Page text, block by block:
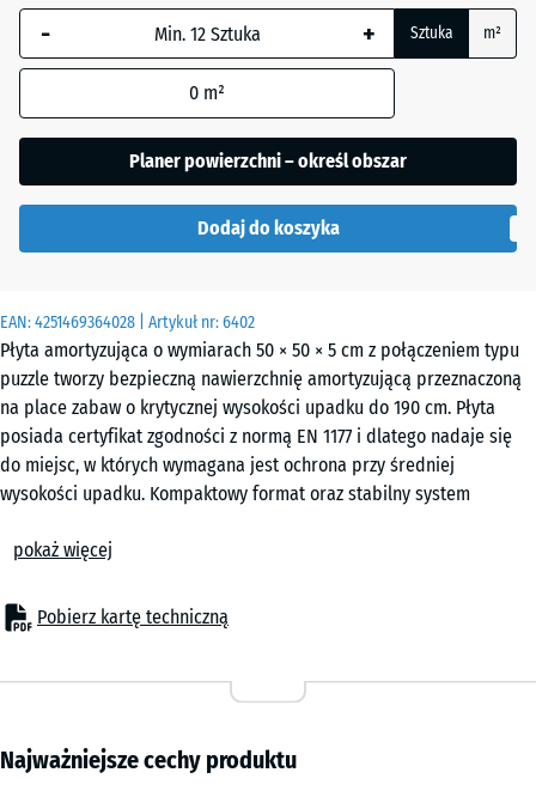
EAN:4251469364028 | Artykuł nr:6402
Płyta amortyzująca o wymiarach 50 × 50 × 5 cm z połączeniem typu
puzzle tworzy bezpieczną nawierzchnię amortyzującą przeznaczoną
na place zabaw o krytycznej wysokości upadku do 190 cm. Płyta
posiada certyfikat zgodności z normą EN 1177 i dlatego nadaje się
do miejsc, w których wymagana jest ochrona przy średniej
wysokości upadku. Kompaktowy format oraz stabilny system
wymieniać pojedyncze elementy.
Płyta amortyzująca o grubości 5 cm stosowana jest wszędzie tam,
gdzie dzieci wymagają ochrony przy upadkach z wysokości do 190
większej wysokości, takie jak zestawy wspinaczkowe, wieże
zjeżdżalnie lub rozbudowane zestawy zabawowe na szkolnych
boiskach i publicznych placach zabaw.
pokaż więcej
Pobierz kartę techniczną
+ 2,10 zł
- + Sztuka m²
0 m²
Planer powierzchni – określ obszar
Dodaj do koszyka
Najważniejsze cechy produktu